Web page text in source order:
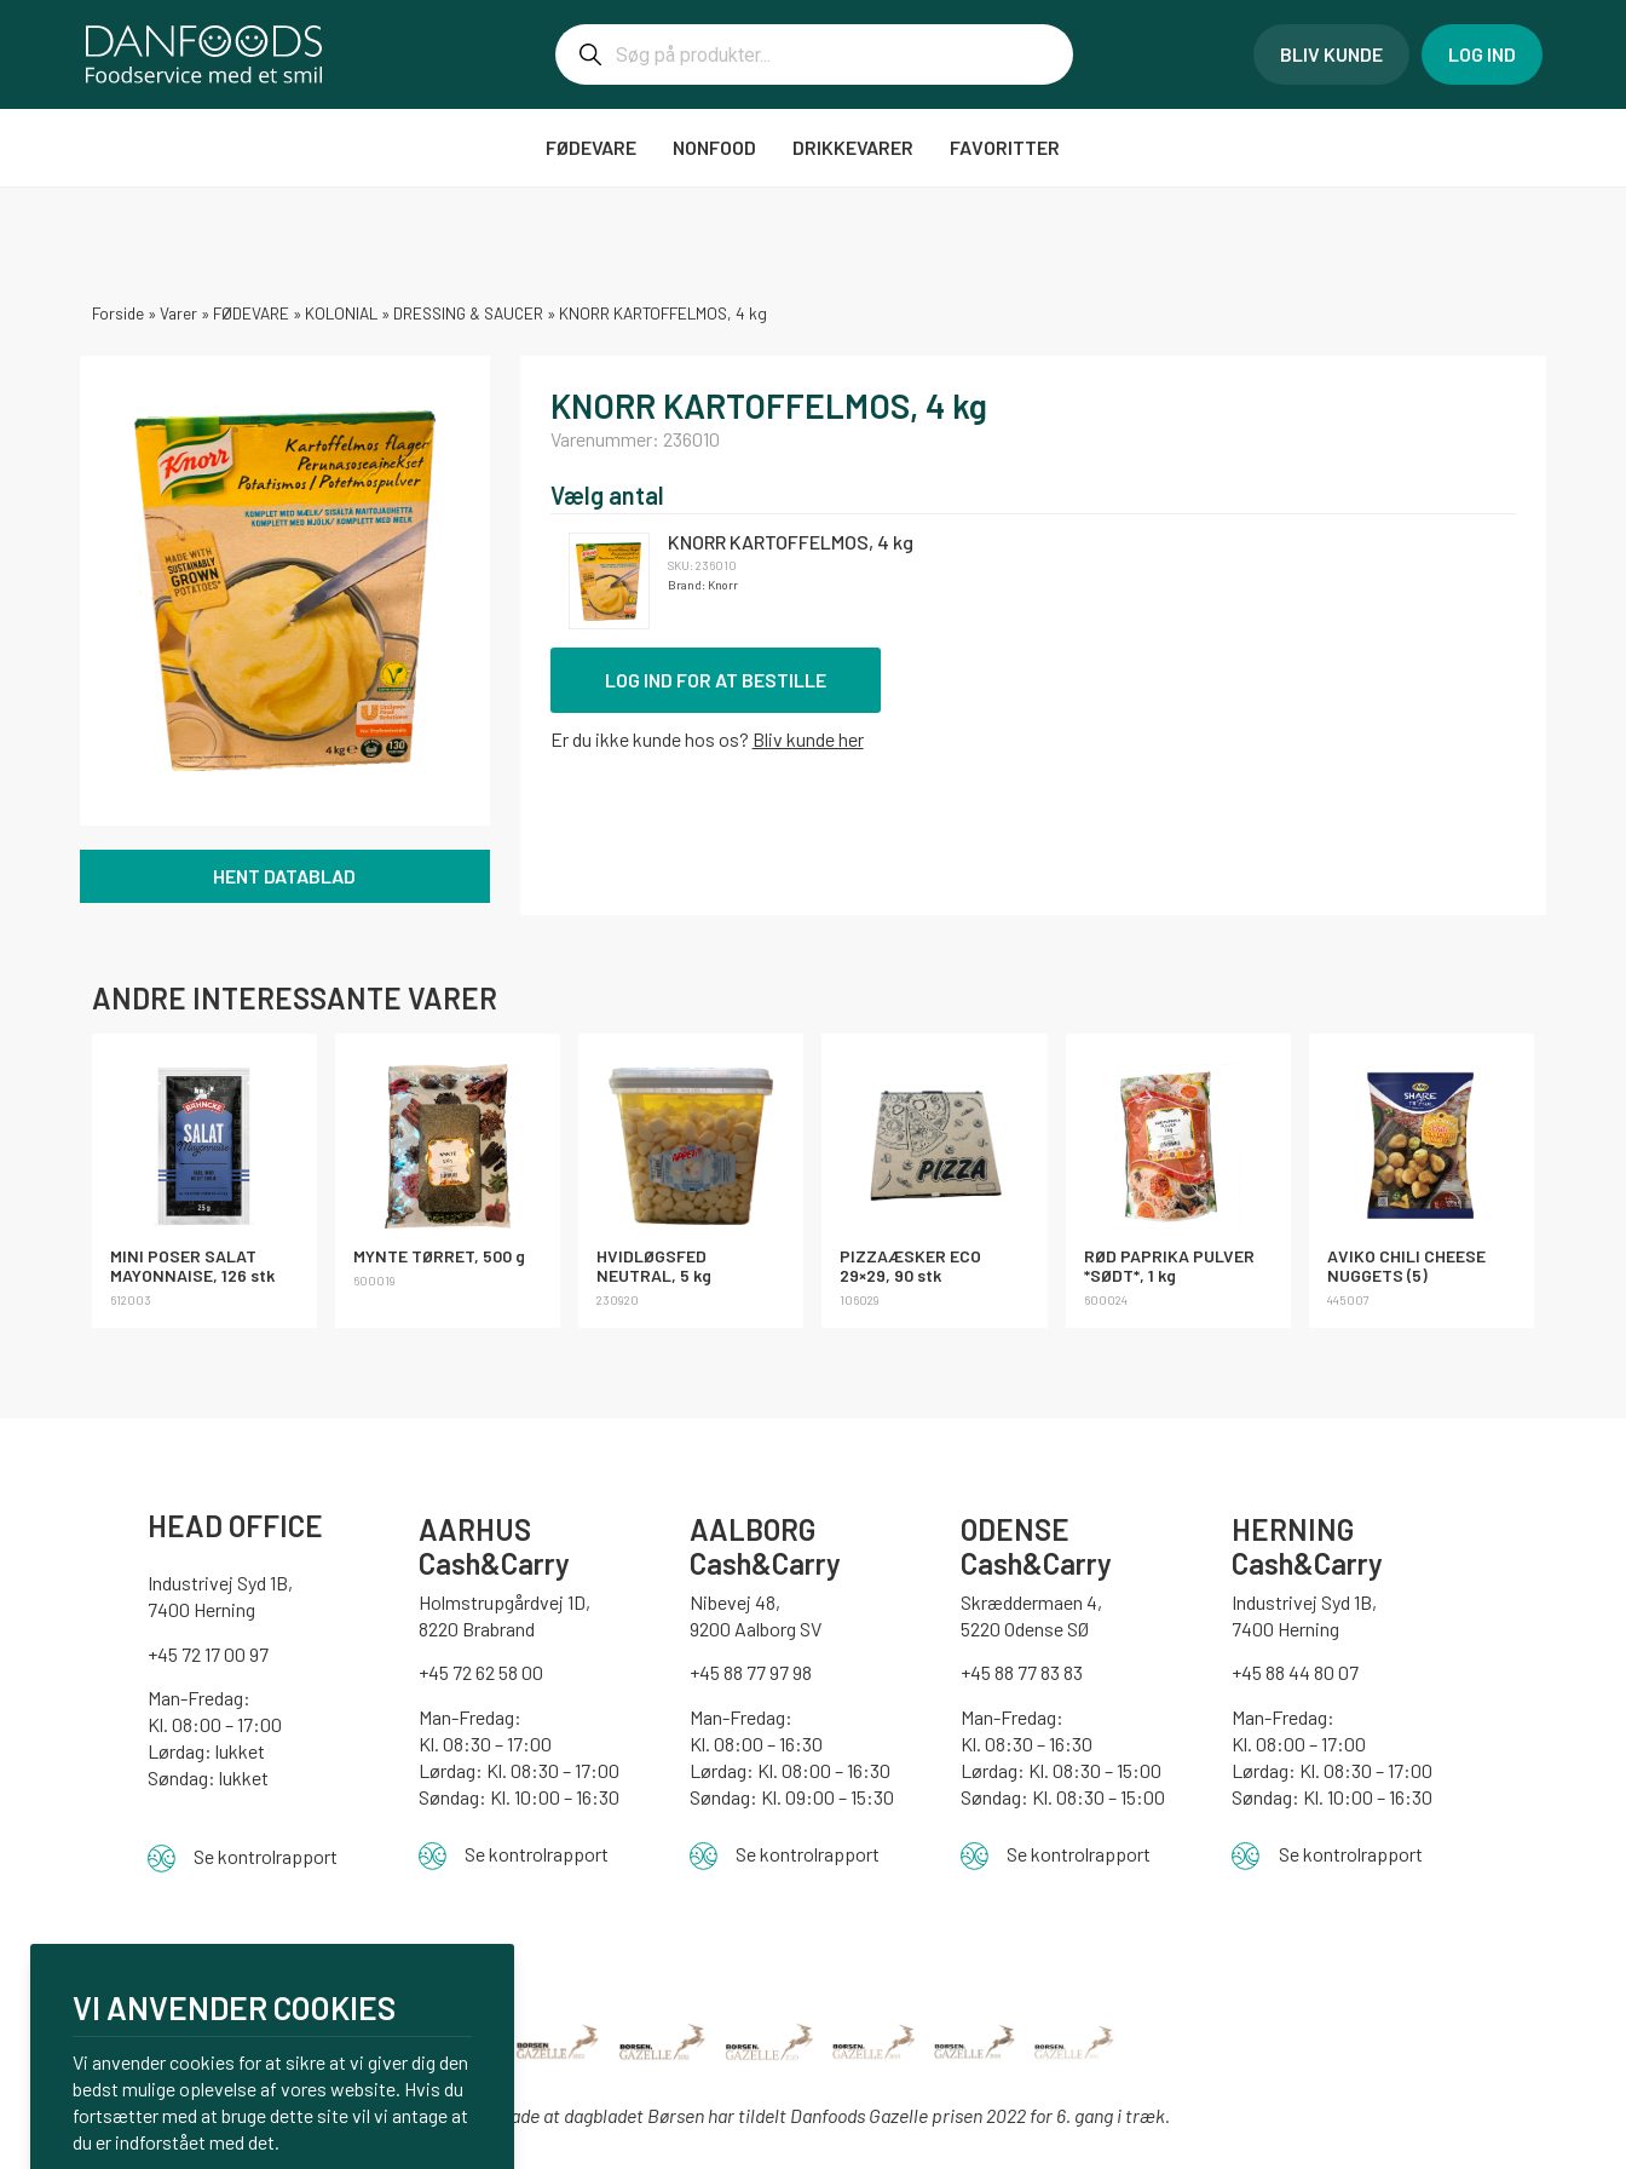
BLIV KUNDE LOG IND
FØDEVARE NONFOOD DRIKKEVARER FAVORITTER
Forside » Varer » FØDEVARE » KOLONIAL » DRESSING & SAUCER » KNORR KARTOFFELMOS, 4 kg
HENT DATABLAD
KNORR KARTOFFELMOS, 4 kg
Varenummer: 236010
Vælg antal
KNORR KARTOFFELMOS, 4 kg
SKU: 236010
Brand: Knorr
LOG IND FOR AT BESTILLE
Er du ikke kunde hos os? Bliv kunde her
ANDRE INTERESSANTE VARER
MINI POSER SALAT
MAYONNAISE, 126 stk
612003
MYNTE TØRRET, 500 g
600019
HVIDLØGSFED
NEUTRAL, 5 kg
230920
PIZZAÆSKER ECO
29×29, 90 stk
106029
RØD PAPRIKA PULVER
*SØDT*, 1 kg
600024
AVIKO CHILI CHEESE
NUGGETS (5)
445007
HEAD OFFICE
Industrivej Syd 1B,
7400 Herning
+45 72 17 00 97
Man-Fredag:
Kl. 08:00 – 17:00
Lørdag: lukket
Søndag: lukket
Se kontrolrapport
AARHUS
Cash&Carry
Holmstrupgårdvej 1D,
8220 Brabrand
+45 72 62 58 00
Man-Fredag:
Kl. 08:30 – 17:00
Lørdag: Kl. 08:30 – 17:00
Søndag: Kl. 10:00 – 16:30
Se kontrolrapport
AALBORG
Cash&Carry
Nibevej 48,
9200 Aalborg SV
+45 88 77 97 98
Man-Fredag:
Kl. 08:00 – 16:30
Lørdag: Kl. 08:00 – 16:30
Søndag: Kl. 09:00 – 15:30
Se kontrolrapport
ODENSE
Cash&Carry
Skræddermaen 4,
5220 Odense SØ
+45 88 77 83 83
Man-Fredag:
Kl. 08:30 – 16:30
Lørdag: Kl. 08:30 – 15:00
Søndag: Kl. 08:30 – 15:00
Se kontrolrapport
HERNING
Cash&Carry
Industrivej Syd 1B,
7400 Herning
+45 88 44 80 07
Man-Fredag:
Kl. 08:00 – 17:00
Lørdag: Kl. 08:30 – 17:00
Søndag: Kl. 10:00 – 16:30
Se kontrolrapport
Vi er glade at dagbladet Børsen har tildelt Danfoods Gazelle prisen 2022 for 6. gang i træk.
VI ANVENDER COOKIES
Vi anvender cookies for at sikre at vi giver dig den
bedst mulige oplevelse af vores website. Hvis du
fortsætter med at bruge dette site vil vi antage at
du er indforstået med det.